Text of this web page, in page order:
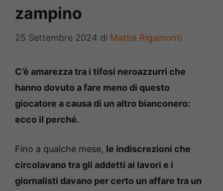
zampino
25 Settembre 2024 di Mattia Rigamonti
C’è amarezza tra i tifosi neroazzurri che
hanno dovuto a fare meno di questo
giocatore a causa di un altro bianconero:
ecco il perché.
Fino a qualche mese, le indiscrezioni che
circolavano tra gli addetti ai lavori e i
giornalisti davano per certo un affare tra un